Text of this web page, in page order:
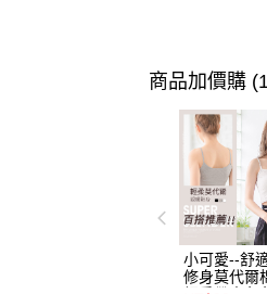
商品加價購
小可愛--舒
修身莫代爾